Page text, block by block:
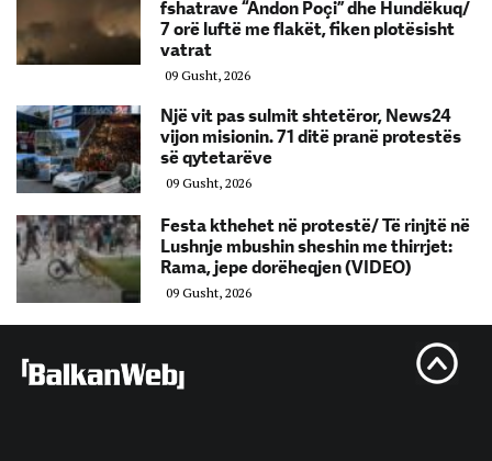
fshatrave “Andon Poçi” dhe Hundëkuq/
7 orë luftë me flakët, fiken plotësisht
vatrat
09 Gusht, 2026
Një vit pas sulmit shtetëror, News24
vijon misionin. 71 ditë pranë protestës
së qytetarëve
09 Gusht, 2026
Festa kthehet në protestë/ Të rinjtë në
Lushnje mbushin sheshin me thirrjet:
Rama, jepe dorëheqjen (VIDEO)
09 Gusht, 2026